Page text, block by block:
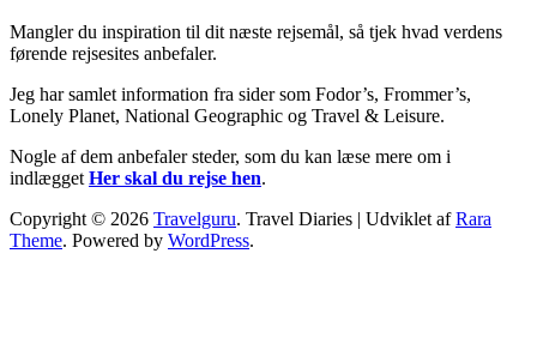
Mangler du inspiration til dit næste rejsemål, så tjek hvad verdens
førende rejsesites anbefaler.
Jeg har samlet information fra sider som Fodor’s, Frommer’s,
Lonely Planet, National Geographic og Travel & Leisure.
Nogle af dem anbefaler steder, som du kan læse mere om i
indlægget Her skal du rejse hen.
Copyright © 2026 Travelguru. Travel Diaries | Udviklet afRara
Theme. Powered by WordPress.